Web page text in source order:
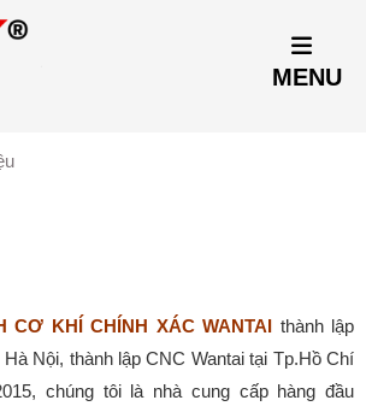
MENU
CƠ KHÍ CHÍNH XÁC WANTAI thành lập
Nội, thành lậpCNC Wantai tại Tp.Hồ Chí
chúng tôi là nhà cung cấp hàng đầu